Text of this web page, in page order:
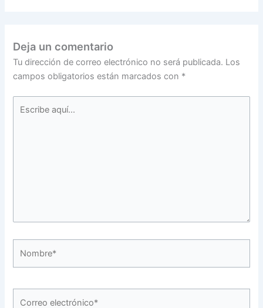
Deja un comentario
Tu dirección de correo electrónico no será publicada. Los
campos obligatorios están marcados con *